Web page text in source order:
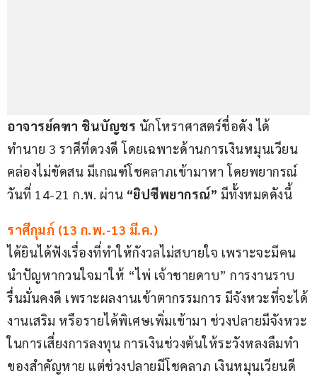
อาจารย์คฑา ชินบัญชร นักโหราศาสตร์ชื่อดัง ได้
ทำนาย 3 ราศีที่ดวงดี โดยเฉพาะด้านการเงินหมุนเวียน
คล่องไม่ขัดสน มีเกณฑ์โชคลาภเข้ามาหา โดยพยากรณ์
วันที่ 14-21 ก.พ. ผ่าน “ยิปซีพยากรณ์” มีทั้งหมดดังนี้
ราศีกุมภ์ (13 ก.พ.-13 มี.ค.)
ได้ยินได้ฟังเรื่องที่ทำให้กังวลไม่สบายใจ เพราะจะมีคน
นำปัญหากวนใจมาให้ “ไพ่ เจ้าชายดาบ” การงานราบ
รื่นมั่นคงดี เพราะผลงานเข้าตากรรมการ มีจังหวะที่จะได้
งานเสริม หรือรายได้พิเศษเพิ่มเข้ามา ช่วงปลายมีจังหวะ
ในการเสี่ยงการลงทุน การเงินช่วงต้นให้ระวังหลงลืมทำ
ของสำคัญหาย แต่ช่วงปลายมีโชคลาภ เงินหมุนเวียนดี